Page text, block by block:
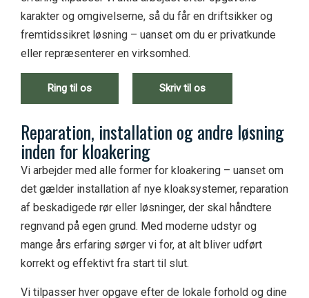
karakter og omgivelserne, så du får en driftsikker og
fremtidssikret løsning – uanset om du er privatkunde
eller repræsenterer en virksomhed.
Ring til os Skriv til os
Reparation, installation og andre løsning
inden for kloakering
Vi arbejder med alle former for kloakering – uanset om
det gælder installation af nye kloaksystemer, reparation
af beskadigede rør eller løsninger, der skal håndtere
regnvand på egen grund. Med moderne udstyr og
mange års erfaring sørger vi for, at alt bliver udført
korrekt og effektivt fra start til slut.
Vi tilpasser hver opgave efter de lokale forhold og dine